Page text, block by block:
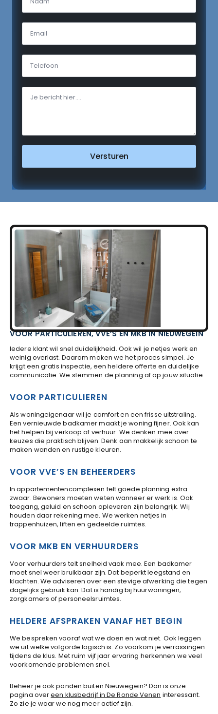
Versturen
VOOR PARTICULIEREN, VVE’S EN MKB IN NIEUWEGEIN
Iedere klant wil snel duidelijkheid. Ook wil je netjes werk en
weinig overlast. Daarom maken we het proces simpel. Je
krijgt een gratis inspectie, een heldere offerte en duidelijke
communicatie. We stemmen de planning af op jouw situatie.
VOOR PARTICULIEREN
Als woningeigenaar wil je comfort en een frisse uitstraling.
Een vernieuwde badkamer maakt je woning fijner. Ook kan
het helpen bij verkoop of verhuur. We denken mee over
keuzes die praktisch blijven. Denk aan makkelijk schoon te
maken wanden en rustige kleuren.
VOOR VVE’S EN BEHEERDERS
In appartementencomplexen telt goede planning extra
zwaar. Bewoners moeten weten wanneer er werk is. Ook
toegang, geluid en schoon opleveren zijn belangrijk. Wij
houden daar rekening mee. We werken netjes in
trappenhuizen, liften en gedeelde ruimtes.
VOOR MKB EN VERHUURDERS
Voor verhuurders telt snelheid vaak mee. Een badkamer
moet snel weer bruikbaar zijn. Dat beperkt leegstand en
klachten. We adviseren over een stevige afwerking die tegen
dagelijks gebruik kan. Dat is handig bij huurwoningen,
zorgkamers of personeelsruimtes.
HELDERE AFSPRAKEN VANAF HET BEGIN
We bespreken vooraf wat we doen en wat niet. Ook leggen
we uit welke volgorde logisch is. Zo voorkom je verrassingen
tijdens de klus. Met ruim vijf jaar ervaring herkennen we veel
voorkomende problemen snel.
Beheer je ook panden buiten Nieuwegein? Dan is onze
pagina overeen klusbedrijf in De Ronde Venen interessant.
Zo zie je waar we nog meer actief zijn.